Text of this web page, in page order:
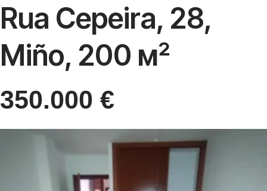
Rua Cepeira, 28,
Miño, 200 м²
350.000 €